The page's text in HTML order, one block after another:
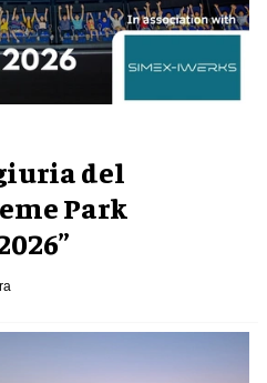
del
Park